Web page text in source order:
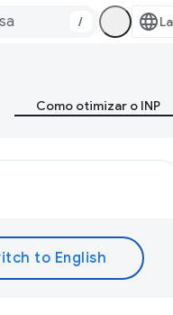
/
Como otimizar o INP